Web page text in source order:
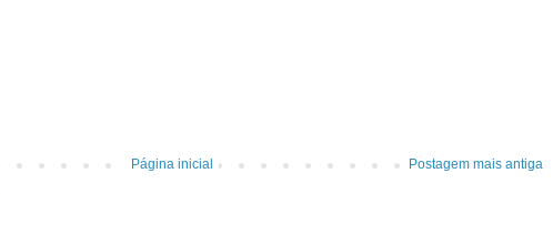
Postagem mais antiga
Página inicial